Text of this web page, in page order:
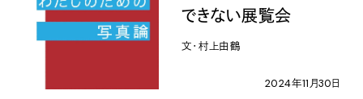
できない展覧会
文・村上由鶴
2024年11月30日